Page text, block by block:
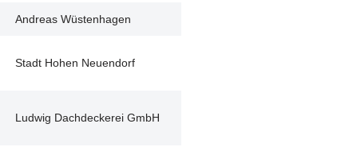
Andreas Wüstenhagen
Stadt Hohen Neuendorf
Ludwig Dachdeckerei GmbH